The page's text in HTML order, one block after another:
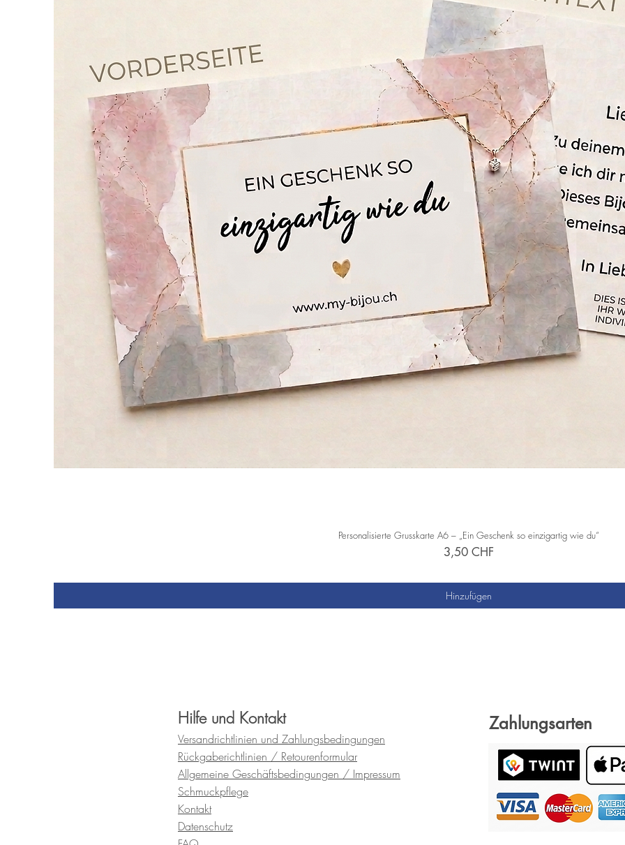
Personalisierte Grusskarte A6 – „Ein Geschenk so einzigartig wie du“
Preis
3,50 CHF
Hinzufügen
Hilfe und Kontakt
Versandrichtlinien und Zahlungsbedingungen
Rückgaberichtlinien / Retourenformular
Allgemeine Geschäftsbedingungen / Impressum
Schmuckpflege
Kontakt
Datenschutz
Zahlungsarten